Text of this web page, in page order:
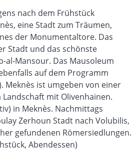
nach dem Frühstück
eine Stadt zum Träumen,
der Monumentaltore. Das
Stadt und das schönste
al-Mansour. Das Mausoleum
auf dem Programm
Meknès ist umgeben von einer
mit Olivenhainen.
in Meknès. Nachmittags
Zerhoun Stadt nach Volubilis,
gefundenen Römersiedlungen.
Abendessen)